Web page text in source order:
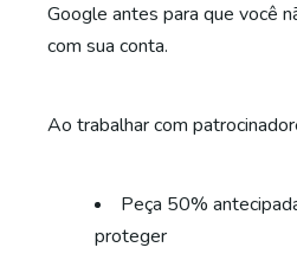
Google antes para que você
com sua conta.
Ao trabalhar com
Peça 50%
proteger